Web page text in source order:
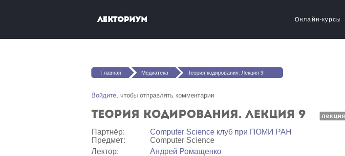
Лекториум Онлайн-курсы
Вы здесь
Главная Медиатека Теория кодирования. Лекция 9
Войдите, чтобы отправлять комментарии
Теория кодирования. Лекция 9 лекция
Партнёр:
Computer Science клуб при ПОМИ РАН
Предмет:
Computer Science
Лектор:
Андрей Ромащенко